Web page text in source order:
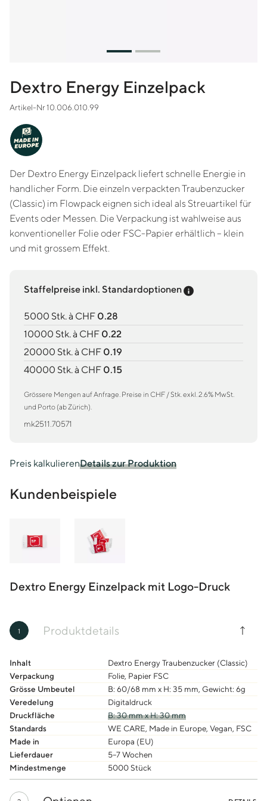
Dextro Energy Einzelpack
Artikel-Nr 10.006.010.99
MADE IN
EUROPE
Der Dextro Energy Einzelpack liefert schnelle Energie in
handlicher Form. Die einzeln verpackten Traubenzucker
(Classic) im Flowpack eignen sich ideal als Streuartikel für
Events oder Messen. Die Verpackung ist wahlweise aus
konventioneller Folie oder FSC-Papier erhältlich – klein
und mit grossem Effekt.
Staffelpreise inkl. Standardoptionen Preis-Tooltip
5000 Stk. à CHF 0.28
10000 Stk. à CHF 0.22
20000 Stk. à CHF 0.19
40000 Stk. à CHF 0.15
Grössere Mengen auf Anfrage. Preise in CHF / Stk. exkl. 2.6% MwSt.
und Porto (ab Zürich).
mk2511.70571
Preis kalkulierenDetails zur Produktion
Kundenbeispiele
Dextro Energy Einzelpack mit Logo-Druck
1 Produktdetails
Inhalt
Dextro Energy Traubenzucker (Classic)
Verpackung
Folie, Papier FSC
Grösse Umbeutel
B: 60/68 mm x H: 35 mm, Gewicht: 6g
Veredelung
Digitaldruck
Druckfläche
B: 30 mm x H: 30 mm
Standards
WE CARE, Made in Europe, Vegan, FSC
Made in
Europa (EU)
Lieferdauer
5–7 Wochen
Mindestmenge
5000 Stück